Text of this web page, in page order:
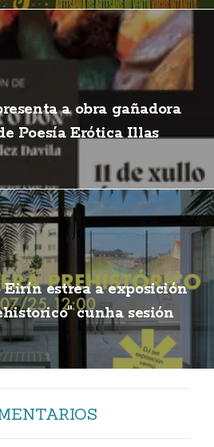
a obra gañadora
Poesía Erótica Illas
estrea a exposición
cunha sesión